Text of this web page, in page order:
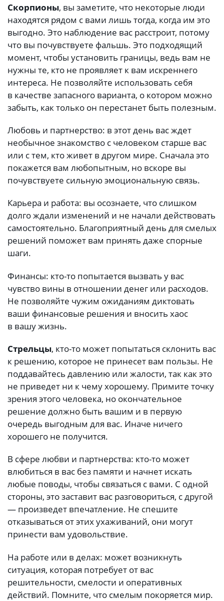
Скорпионы, вы заметите, что некоторые люди
находятся рядом с вами лишь тогда, когда им это
выгодно. Это наблюдение вас расстроит, потому
что вы почувствуете фальшь. Это подходящий
момент, чтобы установить границы, ведь вам не
нужны те, кто не проявляет к вам искреннего
интереса. Не позволяйте использовать себя
в качестве запасного варианта, о котором можно
забыть, как только он перестанет быть полезным.
Любовь и партнерство: в этот день вас ждет
необычное знакомство с человеком старше вас
или с тем, кто живет в другом мире. Сначала это
покажется вам любопытным, но вскоре вы
почувствуете сильную эмоциональную связь.
Карьера и работа: вы осознаете, что слишком
долго ждали изменений и не начали действовать
самостоятельно. Благоприятный день для смелых
решений поможет вам принять даже спорные
шаги.
Финансы: кто-то попытается вызвать у вас
чувство вины в отношении денег или расходов.
Не позволяйте чужим ожиданиям диктовать
ваши финансовые решения и вносить хаос
в вашу жизнь.
Стрельцы, кто-то может попытаться склонить вас
к решению, которое не принесет вам пользы. Не
поддавайтесь давлению или жалости, так как это
не приведет ни к чему хорошему. Примите точку
зрения этого человека, но окончательное
решение должно быть вашим и в первую
очередь выгодным для вас. Иначе ничего
хорошего не получится.
В сфере любви и партнерства: кто-то может
влюбиться в вас без памяти и начнет искать
любые поводы, чтобы связаться с вами. С одной
стороны, это заставит вас разговориться, с другой
— произведет впечатление. Не спешите
отказываться от этих ухаживаний, они могут
принести вам удовольствие.
На работе или в делах: может возникнуть
ситуация, которая потребует от вас
решительности, смелости и оперативных
действий. Помните, что смелым покоряется мир.